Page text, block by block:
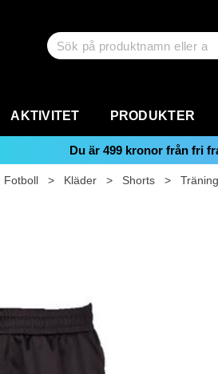
AKTIVITET PRODUKTER
Du är 499 kronor från fri
Fotboll > Kläder > Shorts >